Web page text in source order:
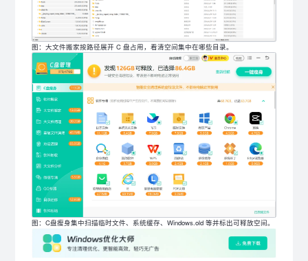
图：大文件搬家按路径展开 C 盘占用，看清空间集中在哪些目录。
图：C盘瘦身集中扫描临时文件、系统缓存、Windows.old 等并标出可释放空间。